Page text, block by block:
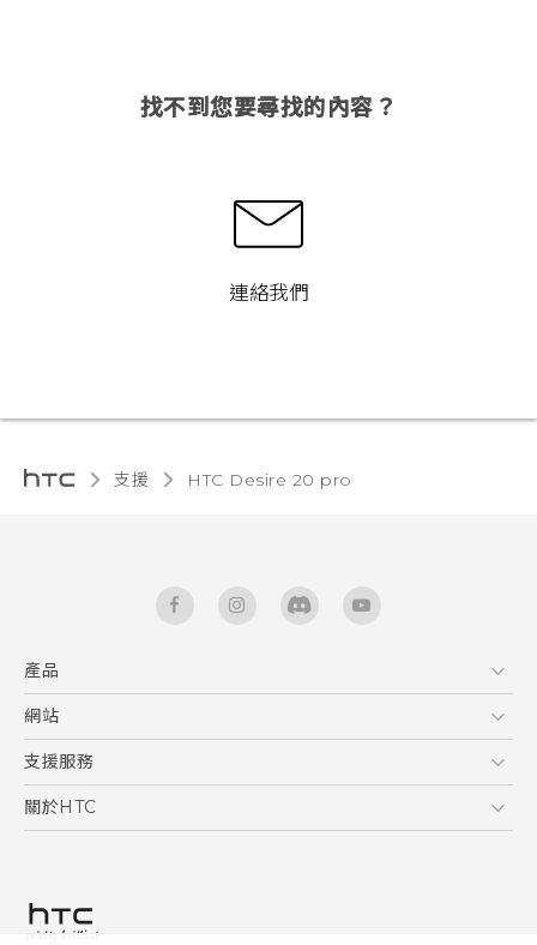
找不到您要尋找的內容？
連絡我們
支援 ‎HTC Desire 20 pro‎
產品
5G
智能手機
區塊鍊手機
網站
HTC Dev
HTC Research
支援服務
服務中心
關於HTC
私隱政策